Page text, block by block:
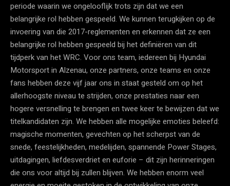
periode waarin we ongelooflijk trots zijn dat we een
belangrijke rol hebben gespeeld. We kunnen terugkijken op de
invoering van die 2017-reglementen en erkennen dat ze een
belangrijke rol hebben gespeeld bij het definiëren van dit
tijdperk van het WRC. Voor ons team, iedereen bij Hyundai
Motorsport in Alzenau, onze partners, onze teams en onze
fans hebben deze vijf jaar ons in staat gesteld om op het
allerhoogste niveau te strijden, onze prestaties naar een
hogere versnelling te brengen en twee keer te bewijzen dat we
titelkandidaten zijn. We hebben alle mogelijke emoties beleefd:
magische momenten, gevechten op het scherpst van de
snede, feestelijkheden, medelijden, spannende Power Stages,
uitdagingen, liefdesverdriet en euforie – dit zijn herinneringen
die ons voor altijd bij zullen blijven. We hebben enorm veel